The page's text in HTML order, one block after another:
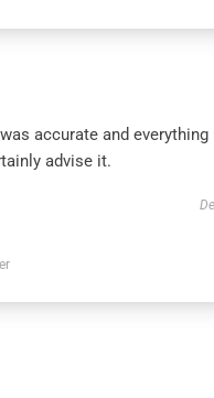
accurate and everything
advise it.